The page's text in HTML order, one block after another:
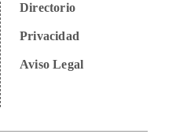
Directorio
Privacidad
Aviso Legal